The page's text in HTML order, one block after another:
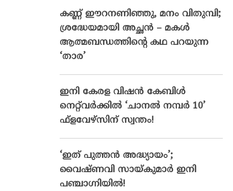
കണ്ണ് ഈറനണിഞ്ഞു, മനം വിതുമ്പി;
ശ്രദ്ധേയമായി അച്ഛൻ – മകൾ
ആത്മബന്ധത്തിന്റെ കഥ പറയുന്ന
‘താര’
ഇനി കേരള വിഷൻ കേബിൾ
നെറ്റ്‌വർക്കിൽ ‘ചാനൽ നമ്പർ 10’
ഫ്‌ളവേഴ്‌സിന് സ്വന്തം!
‘ഇത് പുത്തൻ അദ്ധ്യായം’;
വൈഷ്‌ണവി സായ്‌കുമാർ ഇനി
പഞ്ചാഗ്നിയിൽ!